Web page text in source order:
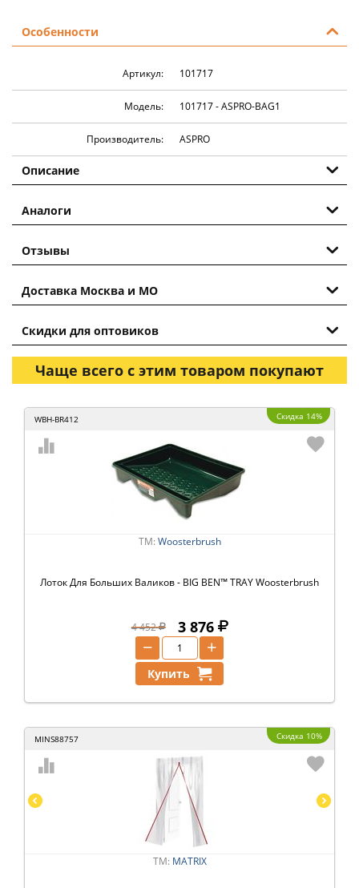
Особенности
Артикул: 101717
Модель: 101717 - ASPRO-BAG1
Производитель: ASPRO
Описание
Аналоги
Отзывы
Доставка Москва и МО
Скидки для оптовиков
Чаще всего с этим товаром покупают
WBH-BR412 Скидка 14%
ТМ: Woosterbrush
Лоток Для Больших Валиков - BIG BEN™ TRAY Woosterbrush
4 452 3 876
+
−
Купить
MINS88757 Скидка 10%
ТМ: MATRIX